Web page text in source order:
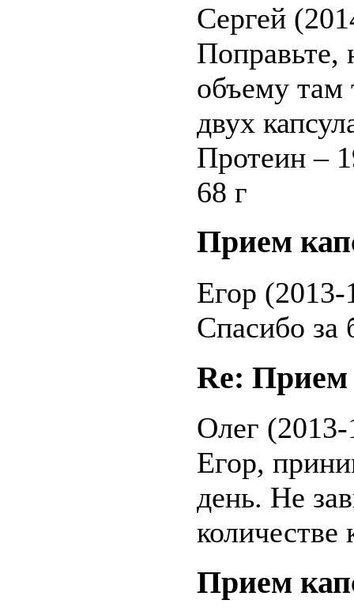
Сергей
Поправьте,
объему там
двух
Протеин –
68 г
Прием
Егор
Спасибо за
Re: Прием
Олег
Егор,
день. Не
количестве
Прием